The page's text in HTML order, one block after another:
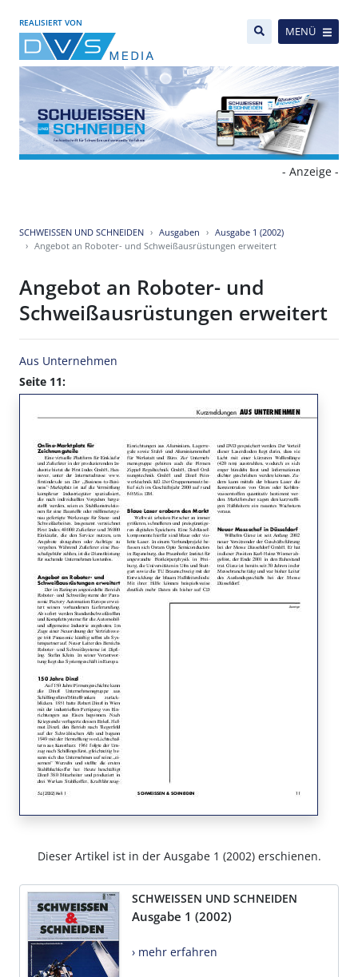
REALISIERT VON
MENÜ
- Anzeige -
SCHWEISSEN UND SCHNEIDEN Ausgaben
Ausgabe 1 (2002)
Angebot an Roboter- und Schweißausrüstungen erweitert
Angebot an Roboter- und
Schweißausrüstungen erweitert
Aus Unternehmen
Seite 11:
Dieser Artikel ist in der Ausgabe 1 (2002) erschienen.
SCHWEISSEN UND SCHNEIDEN
Ausgabe 1 (2002)
› mehr erfahren